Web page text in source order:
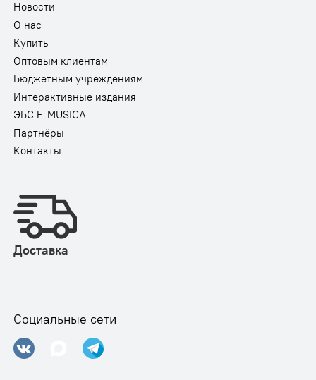
Новости
О нас
Купить
Оптовым клиентам
Бюджетным учреждениям
Интерактивные издания
ЭБС E-MUSICA
Партнёры
Контакты
Доставка
Социальные сети